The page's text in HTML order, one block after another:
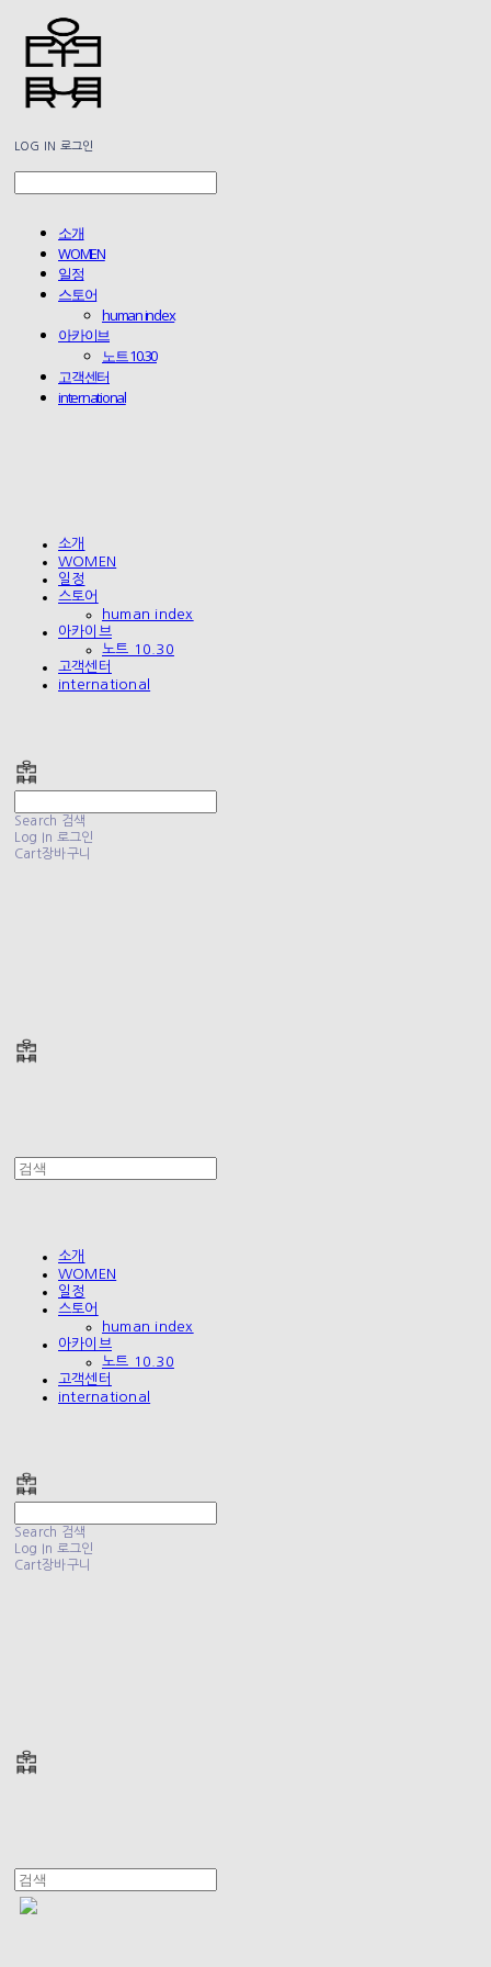
LOG IN 로그인
소개
WOMEN
일정
스토어
human index
아카이브
노트 10.30
고객센터
international
소개
WOMEN
일정
스토어
human index
아카이브
노트 10.30
고객센터
international
Search 검색
Log In 로그인
Cart장바구니
소개
WOMEN
일정
스토어
human index
아카이브
노트 10.30
고객센터
international
Search 검색
Log In 로그인
Cart장바구니